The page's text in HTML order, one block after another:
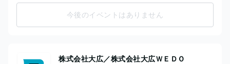
今後のイベントはありません
株式会社大広／株式会社大広ＷＥＤＯ